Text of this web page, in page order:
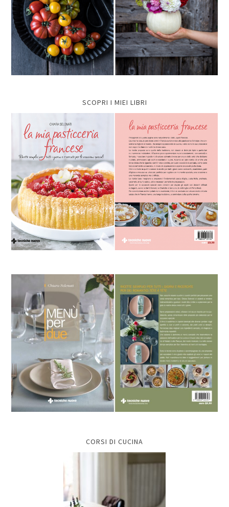
SCOPRI I MIEI LIBRI
CORSI DI CUCINA